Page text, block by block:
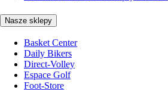
Nasze sklepy
Basket Center
Daily Bikers
Direct-Volley
Espace Golf
Foot-Store